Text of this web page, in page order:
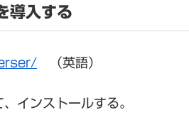
入する
（英語）
インストールする。